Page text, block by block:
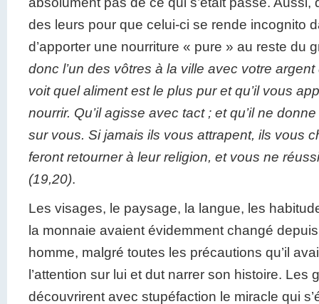
des leurs pour que celui-ci se rende incognito
d’apporter une nourriture « pure » au reste du
donc l’un des vôtres à la ville avec votre argent
voit quel aliment est le plus pur et qu’il vous
nourrir. Qu’il agisse avec tact ; et qu’il ne
sur vous. Si jamais ils vous attrapent, ils vous
feront retourner à leur religion, et vous ne
(19,20).
Les visages, le paysage, la langue, les
la monnaie avaient évidemment changé
homme, malgré toutes les précautions qu’il
l’attention sur lui et dut narrer son histoire. Les
découvrirent avec stupéfaction le miracle qui